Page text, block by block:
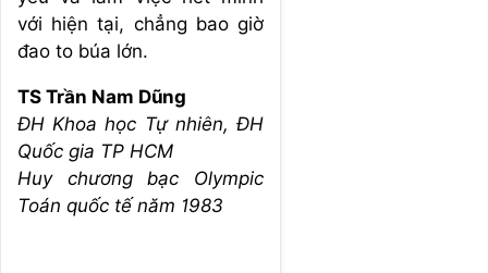
với hiện tại, chẳng bao giờ
đao to búa lớn.
TS Trần Nam Dũng
ĐH Khoa học Tự nhiên, ĐH
Quốc gia TP HCM
Huy chương bạc Olympic
Toán quốc tế năm 1983